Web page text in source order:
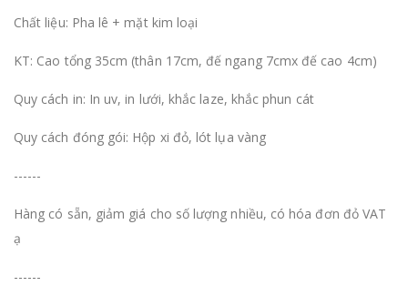
Chất liệu: Pha lê + mặt kim loại
KT: Cao tổng 35cm (thân 17cm, đế ngang 7cmx đế cao 4cm)
Quy cách in: In uv, in lưới, khắc laze, khắc phun cát
Quy cách đóng gói: Hộp xi đỏ, lót lụa vàng
------
Hàng có sẵn, giảm giá cho số lượng nhiều, có hóa đơn đỏ VAT
ạ
------